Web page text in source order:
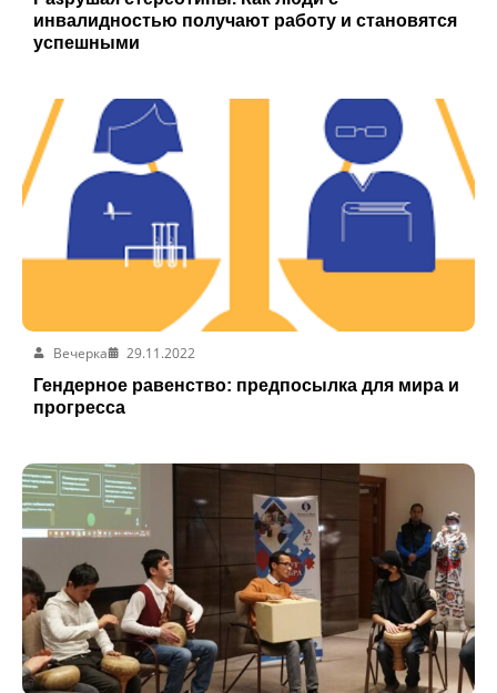
инвалидностью получают работу и становятся
успешными
Вечерка
29.11.2022
Гендерное равенство: предпосылка для мира и
прогресса